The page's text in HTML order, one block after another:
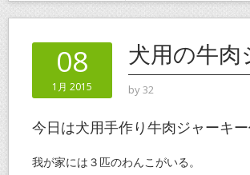
08
1月 2015
犬用の牛肉
by32
今日は犬用手作り牛肉ジャーキ
我が家には３匹のわんこがいる。